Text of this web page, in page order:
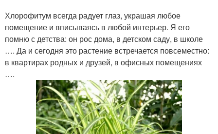
Хлорофитум всегда радует глаз, украшая любое
помещение и вписываясь в любой интерьер. Я его
помню с детства: он рос дома, в детском саду, в школе
…. Да и сегодня это растение встречается повсеместно:
в квартирах родных и друзей, в офисных помещениях
….